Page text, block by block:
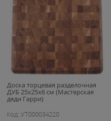
Доска торцевая разделочная
ДУБ 25х25х6 см (Мастерская
дяди Гарри)
Код: УТ000034220